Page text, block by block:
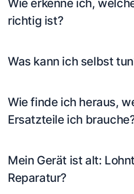
Wie erkenne ich,
richtig ist?
Was kann ich selbst
Wie finde ich heraus,
Ersatzteile ich
Mein Gerät ist alt:
Reparatur?